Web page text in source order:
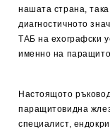
нашата страна,
диагностичното
ТАБ на ехографски
именно на
Настоящото
паращитовидна
специалист,